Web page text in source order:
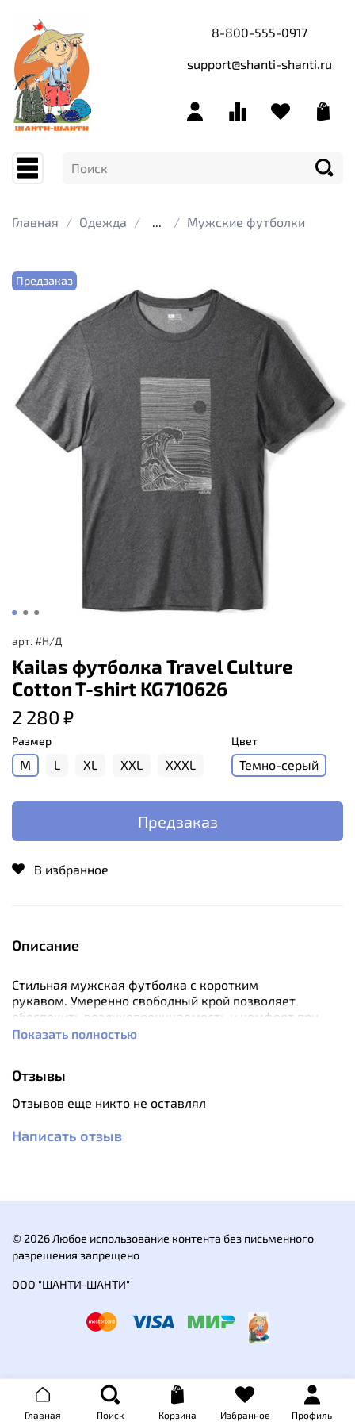
8-800-555-0917
support@shanti-shanti.ru
Главная Одежда Мужские футболки
Предзаказ
арт. #Н/Д
Kailas футболка Travel Culture
Cotton T-shirt KG710626
2 280 ₽
Размер
M L XL XXL XXXL
Цвет
Темно-серый
Предзаказ
В избранное
Описание
Стильная мужская футболка с коротким
рукавом. Умеренно свободный крой позволяет
обеспечить воздухопроницаемость и комфорт при
носке на протяжении всего дня.
износостойкостью. Идеальный выбор для тех, кто
ценит комфорт и качество одежды
Стильный дизайн
Характеристики:
Показать полностью
Отзывы
Отзывов еще никто не оставлял
Написать отзыв
© 2026 Любое использование контента без письменного
разрешения запрещено
ООО "ШАНТИ-ШАНТИ"
Главная Поиск Корзина Избранное Профиль